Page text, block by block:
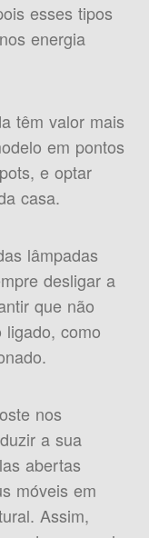
esses tipos
energia
têm valor mais
em pontos
e optar
casa.
lâmpadas
desligar a
que não
ligado, como
nos
a sua
abertas
móveis em
Assim,